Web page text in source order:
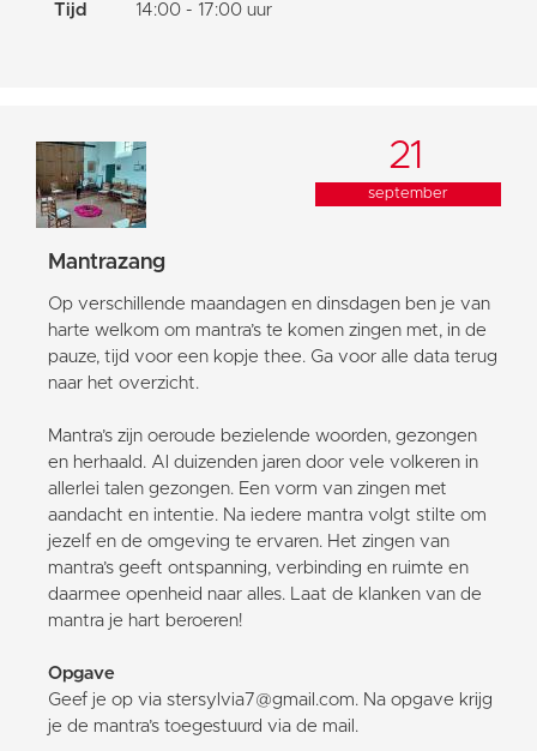
Tijd
14:00 - 17:00 uur
21
september
Mantrazang
Op verschillende maandagen en dinsdagen ben je van
harte welkom om mantra’s te komen zingen met, in de
pauze, tijd voor een kopje thee. Ga voor alle data terug
naar het overzicht.
Mantra’s zijn oeroude bezielende woorden, gezongen
en herhaald. Al duizenden jaren door vele volkeren in
allerlei talen gezongen. Een vorm van zingen met
aandacht en intentie. Na iedere mantra volgt stilte om
jezelf en de omgeving te ervaren. Het zingen van
mantra’s geeft ontspanning, verbinding en ruimte en
daarmee openheid naar alles. Laat de klanken van de
mantra je hart beroeren!
Opgave
Geef je op via stersylvia7@gmail.com. Na opgave krijg
je de mantra’s toegestuurd via de mail.